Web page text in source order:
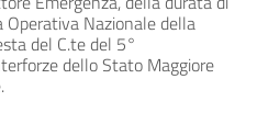
Operativa Nazionale della
del C.te del 5°
dello Stato Maggiore